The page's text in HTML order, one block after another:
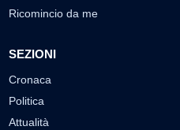
Ricomincio da me
SEZIONI
Cronaca
Politica
Attualità